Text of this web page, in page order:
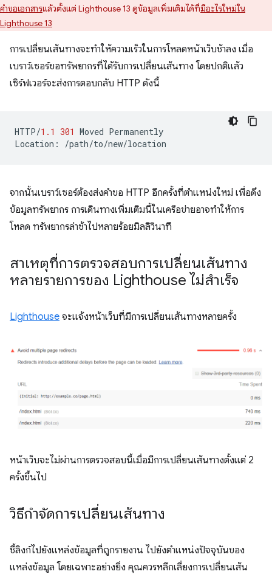
คำขอเอกสารแล้วตั้งแต่ Lighthouse 13 ดูข้อมูลเพิ่มเติมได้ที่มีอะไรใหม่ใน
Lighthouse 13
การเปลี่ยนเส้นทางจะทำให้ความเร็วในการโหลดหน้าเว็บช้าลง เมื่อ
เบราว์เซอร์ขอทรัพยากรที่ได้รับการเปลี่ยนเส้นทาง โดยปกติแล้ว
เซิร์ฟเวอร์จะส่งการตอบกลับ HTTP ดังนี้
HTTP/1.1 301 Moved Permanently
Location : /path/to/new/location
จากนั้นเบราว์เซอร์ต้องส่งคำขอ HTTP อีกครั้งที่ตำแหน่งใหม่ เพื่อดึง
ข้อมูลทรัพยากร การเดินทางเพิ่มเติมนี้ในเครือข่ายอาจทำให้การ
โหลด ทรัพยากรล่าช้าไปหลายร้อยมิลลิวินาที
สาเหตุที่การตรวจสอบการเปลี่ยนเส้นทาง
หลายรายการของ Lighthouse ไม่สำเร็จ
Lighthouse จะแจ้งหน้าเว็บที่มีการเปลี่ยนเส้นทางหลายครั้ง
หน้าเว็บจะไม่ผ่านการตรวจสอบนี้เมื่อมีการเปลี่ยนเส้นทางตั้งแต่ 2
ครั้งขึ้นไป
วิธีกำจัดการเปลี่ยนเส้นทาง
ชี้ลิงก์ไปยังแหล่งข้อมูลที่ถูกรายงาน ไปยังตำแหน่งปัจจุบันของ
แหล่งข้อมูล โดยเฉพาะอย่างยิ่ง คุณควรหลีกเลี่ยงการเปลี่ยนเส้น